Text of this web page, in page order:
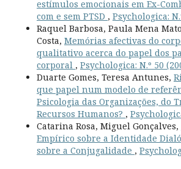
estímulos emocionais em Ex-
com e sem PTSD , Psychologica:
Raquel Barbosa, Paula Mena
Costa, Memórias afectivas do
qualitativo acerca do papel dos
corporal , Psychologica: N.º 50
Duarte Gomes, Teresa Antunes,
que papel num modelo de
Psicologia das Organizações, do
Recursos Humanos? ,
Catarina Rosa, Miguel Gonçalves,
Empírico sobre a Identidade
sobre a Conjugalidade ,